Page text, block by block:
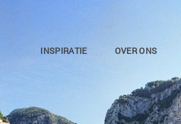
INSPIRATIE OVER ONS